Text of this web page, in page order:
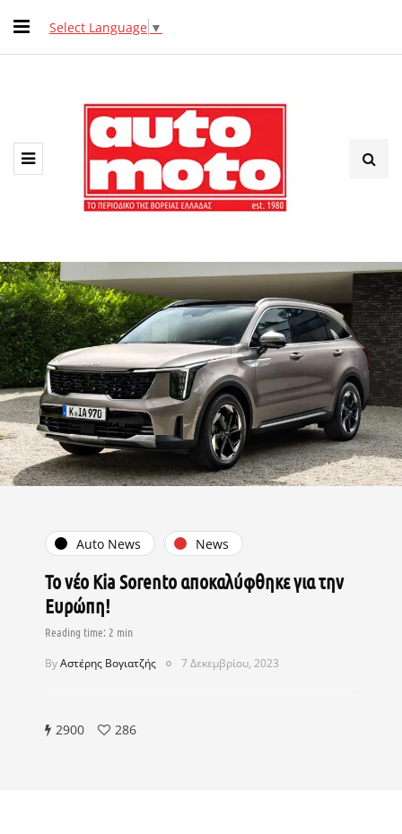
Select Language ▼
Auto News News
Το νέο Kia Sorento αποκαλύφθηκε για την
Ευρώπη!
ByΑστέρης Βογιατζής 7 Δεκεμβρίου, 2023
2900 286